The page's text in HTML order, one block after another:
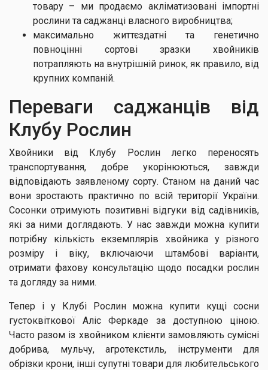
товару – ми продаємо акліматизовані імпортні
рослини та саджанці власного виробництва;
максимально життєздатні та генетично
повноцінні сортові зразки хвойників
потрапляють на внутрішній ринок, як правило, від
крупних компаній.
Переваги саджанців від
Клубу Рослин
Хвойники від Клубу Рослин легко переносять
транспортування, добре укорінюються, завжди
відповідають заявленому сорту. Станом на даний час
вони зростають практично по всій території України.
Сосонки отримують позитивні відгуки від садівників,
які за ними доглядають. У нас завжди можна купити
потрібну кількість екземплярів хвойника у різного
розміру і віку, включаючи штамбові варіанти,
отримати фахову консультацію щодо посадки рослин
та догляду за ними.
Тепер і у Клубі Рослин можна купити кущі сосни
густоквіткової Аліс Феркаде за доступною ціною.
Часто разом із хвойником клієнти замовляють сумісні
добрива, мульчу, агротекстиль, інструменти для
обрізки крони, інші супутні товари для любительського